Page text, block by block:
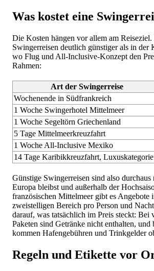
Was kostet eine
Die Kosten hängen vor allem am
Swingerreisen deutlich günstiger als in
wo Flug und All-Inclusive-Konzept den
Rahmen:
Art der Swingerreise
Wochenende in Südfrankreich
1 Woche Swingerhotel Mittelmeer
1 Woche Segeltörn Griechenland
5 Tage Mittelmeerkreuzfahrt
1 Woche All-Inclusive Mexiko
14 Tage Karibikkreuzfahrt, Luxuskategorie
Günstige Swingerreisen sind also
Europa bleibst und außerhalb der
französischen Mittelmeer gibt es Angebote
zweistelligen Bereich pro Person und
darauf, was tatsächlich im Preis steckt:
Paketen sind Getränke nicht enthalten, und
kommen Hafengebühren und Trinkgelder
Regeln und Etikette vor